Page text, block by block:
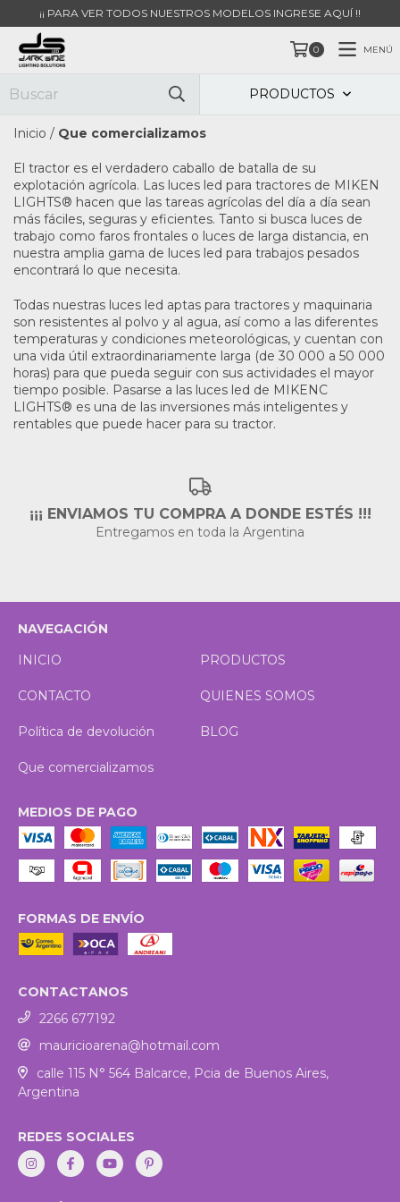
¡¡ PARA VER TODOS NUESTROS MODELOS INGRESE AQUÍ !!
0 MENÚ
PRODUCTOS
Inicio / Que comercializamos
El tractor es el verdadero caballo de batalla de su
explotación agrícola. Las luces led para tractores de MIKEN
LIGHTS® hacen que las tareas agrícolas del día a día sean
más fáciles, seguras y eficientes. Tanto si busca luces de
trabajo como faros frontales o luces de larga distancia, en
nuestra amplia gama de luces led para trabajos pesados
encontrará lo que necesita.
Todas nuestras luces led aptas para tractores y maquinaria
son resistentes al polvo y al agua, así como a las diferentes
temperaturas y condiciones meteorológicas, y cuentan con
una vida útil extraordinariamente larga (de 30 000 a 50 000
horas) para que pueda seguir con sus actividades el mayor
tiempo posible. Pasarse a las luces led de MIKENC
LIGHTS® es una de las inversiones más inteligentes y
rentables que puede hacer para su tractor.
¡¡¡ ENVIAMOS TU COMPRA A DONDE ESTÉS !!!
Entregamos en toda la Argentina
NAVEGACIÓN
INICIO
PRODUCTOS
CONTACTO QUIENES SOMOS
Política de devolución BLOG
Que comercializamos
MEDIOS DE PAGO
FORMAS DE ENVÍO
CONTACTANOS
2266 677192
mauricioarena@hotmail.com
calle 115 N° 564 Balcarce, Pcia de Buenos Aires,
Argentina
REDES SOCIALES